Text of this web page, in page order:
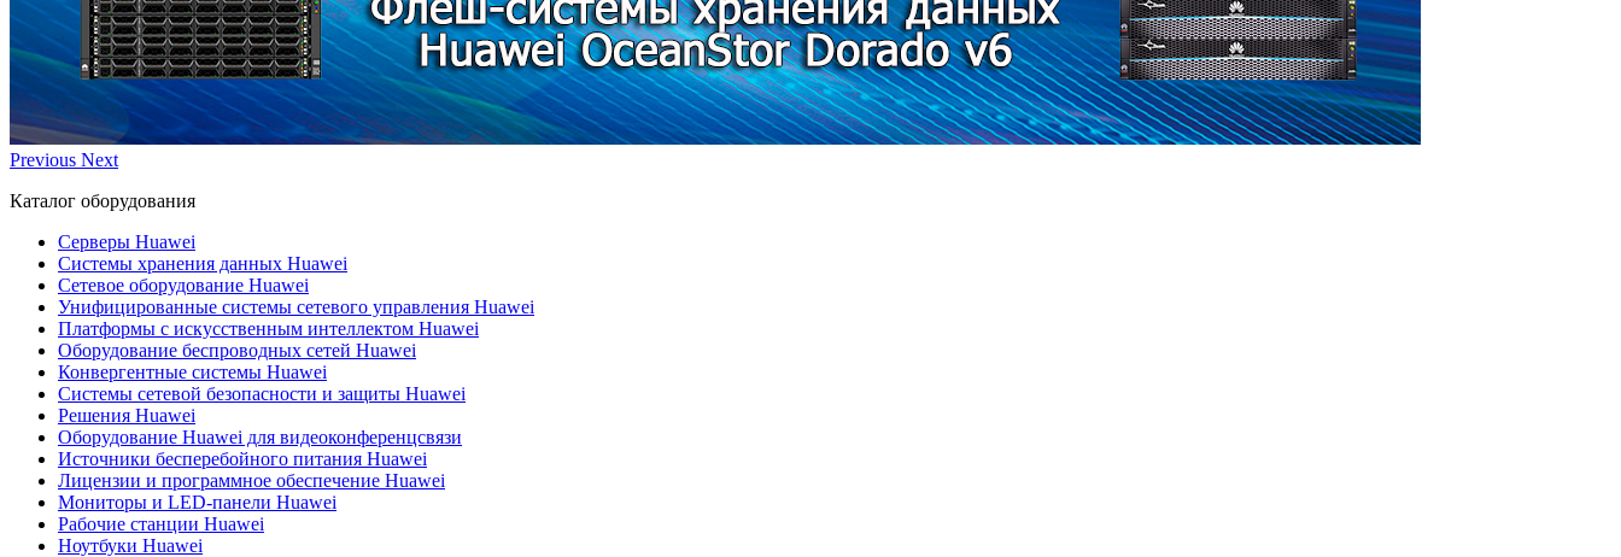
Previous Next
Каталог оборудования
Серверы Huawei
Системы хранения данных Huawei
Сетевое оборудование Huawei
Унифицированные системы сетевого управления Huawei
Платформы с искусственным интеллектом Huawei
Оборудование беспроводных сетей Huawei
Конвергентные системы Huawei
Системы сетевой безопасности и защиты Huawei
Решения Huawei
Оборудование Huawei для видеоконференцсвязи
Источники бесперебойного питания Huawei
Лицензии и программное обеспечение Huawei
Мониторы и LED-панели Huawei
Рабочие станции Huawei
Ноутбуки Huawei